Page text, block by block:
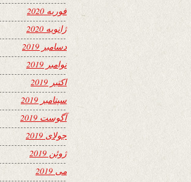
فوریه 2020
ژانویه 2020
دسامبر 2019
نوامبر 2019
اکتبر 2019
سپتامبر 2019
آگوست 2019
جولای 2019
ژوئن 2019
می 2019